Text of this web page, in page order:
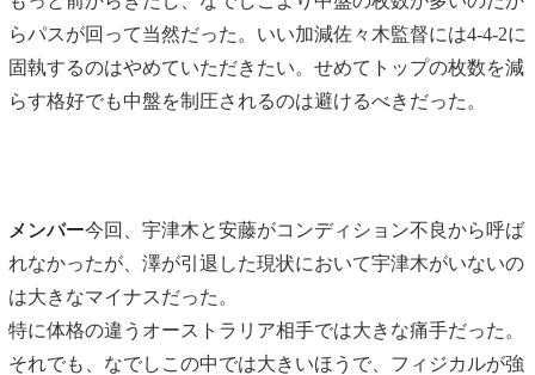
らパスが回って当然だった。いい加減佐々木監督には4-4-2に
固執するのはやめていただきたい。せめてトップの枚数を減
らす格好でも中盤を制圧されるのは避けるべきだった。
メンバー今回、宇津木と安藤がコンディション不良から呼ば
れなかったが、澤が引退した現状において宇津木がいないの
は大きなマイナスだった。
特に体格の違うオーストラリア相手では大きな痛手だった。
それでも、なでしこの中では大きいほうで、フィジカルが強